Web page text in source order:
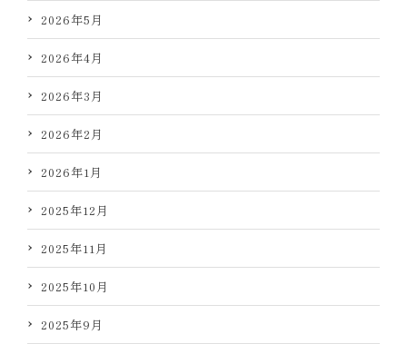
2026年5月
2026年4月
2026年3月
2026年2月
2026年1月
2025年12月
2025年11月
2025年10月
2025年9月